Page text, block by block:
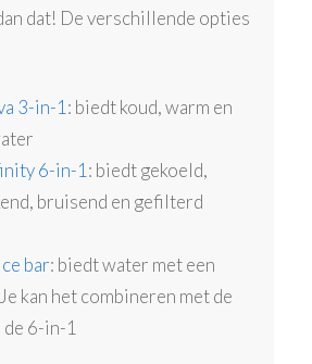
dat! De verschillende opties
3-in-1 : biedt koud, warm en
6-in-1 : biedt gekoeld,
bruisend en gefilterd
bar: biedt water met een
kan het combineren met de
6-in-1